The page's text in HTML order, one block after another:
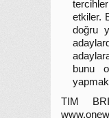
etkiler.
doğru
bunu
TIM